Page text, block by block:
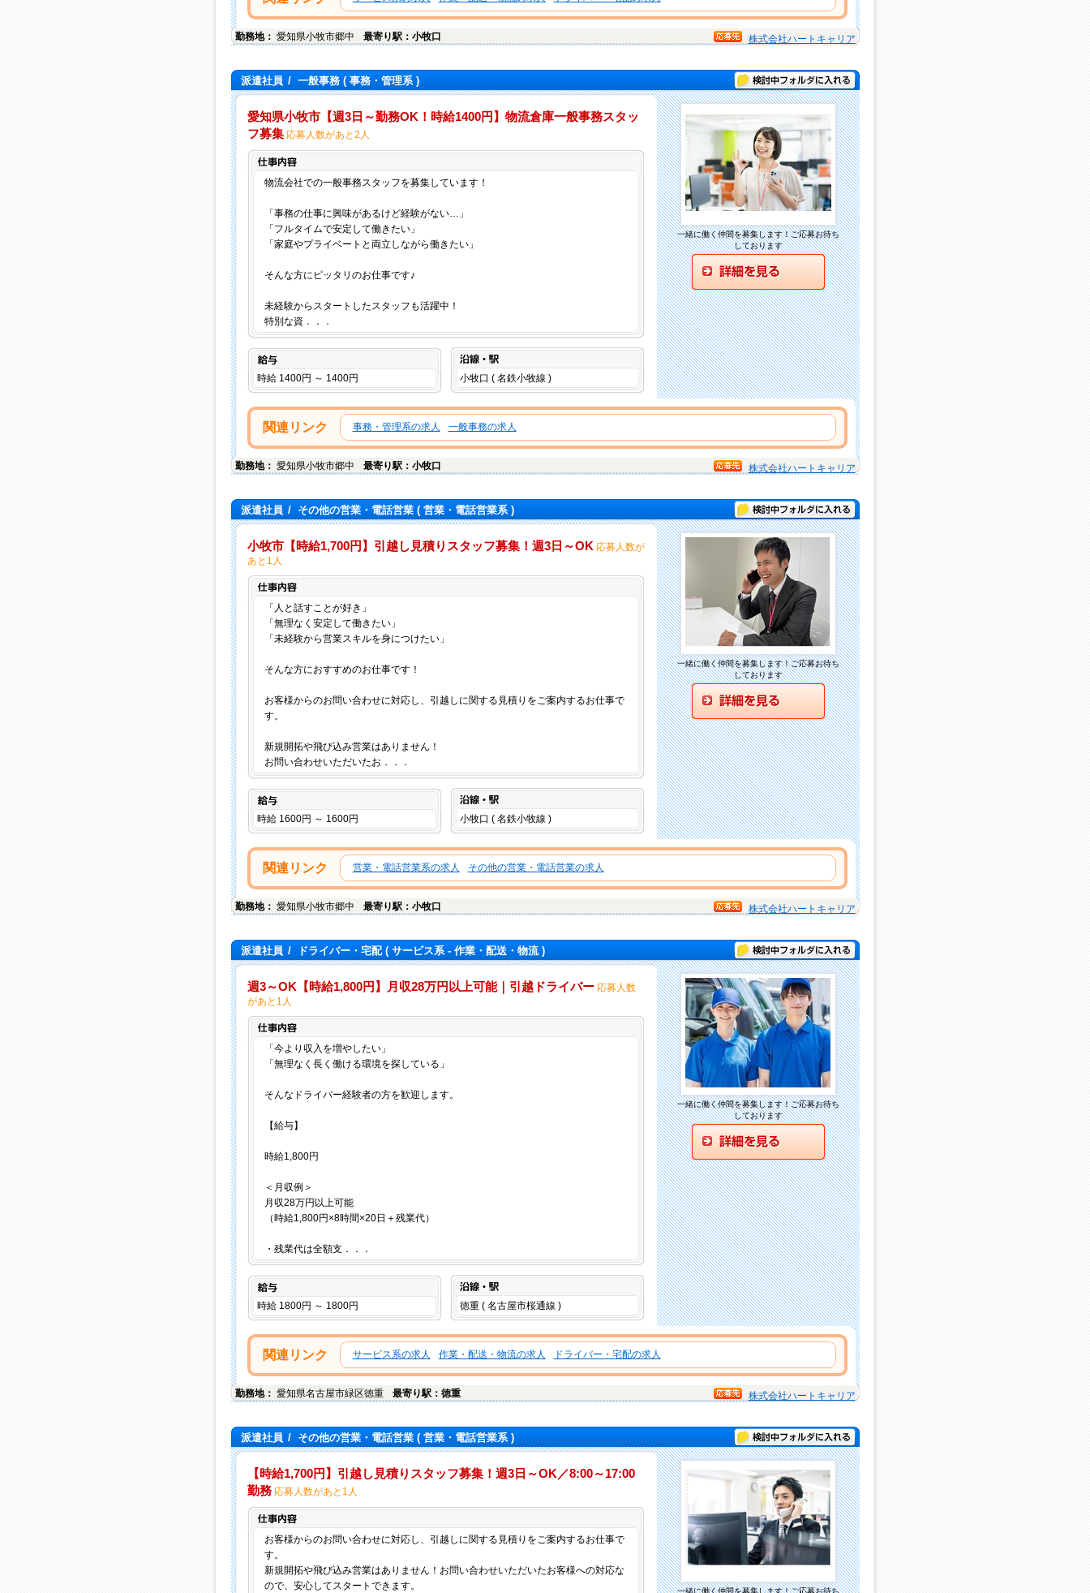
勤務地： 愛知県小牧市郷中 最寄り駅：小牧口 株式会社ハートキャリア
派遣社員 / 一般事務( 事務・管理系 ) 検討中フォルダに入れる
愛知県小牧市【週3日～勤務OK！時給1400円】物流倉庫一般事務スタッ
フ募集応募人数があと2人
物流会社での一般事務スタッフを募集しています！
「事務の仕事に興味があるけど経験がない…」
「フルタイムで安定して働きたい」
「家庭やプライベートと両立しながら働きたい」
そんな方にピッタリのお仕事です♪
未経験からスタートしたスタッフも活躍中！
特別な資．．．
給与
時給 1400円 ～ 1400円 小牧口 ( 名鉄小牧線 )
一緒に働く仲間を募集します！ご応募お待ち
しております
関連リンク 事務・管理系の求人 一般事務の求人
勤務地： 愛知県小牧市郷中 最寄り駅：小牧口 株式会社ハートキャリア
派遣社員 / その他の営業・電話営業( 営業・電話営業系 ) 検討中フォルダに入れる
小牧市【時給1,700円】引越し見積りスタッフ募集！週3日～OK応募人数が
あと1人
「人と話すことが好き」
「無理なく安定して働きたい」
「未経験から営業スキルを身につけたい」
そんな方におすすめのお仕事です！
お客様からのお問い合わせに対応し、引越しに関する見積りをご案内するお仕事で
す。
新規開拓や飛び込み営業はありません！
お問い合わせいただいたお．．．
給与
時給 1600円 ～ 1600円 小牧口 ( 名鉄小牧線 )
一緒に働く仲間を募集します！ご応募お待ち
しております
関連リンク 営業・電話営業系の求人 その他の営業・電話営業の求人
勤務地： 愛知県小牧市郷中 最寄り駅：小牧口 株式会社ハートキャリア
派遣社員 / ドライバー・宅配( サービス系 - 作業・配送・物流 ) 検討中フォルダに入れる
週3～OK【時給1,800円】月収28万円以上可能｜引越ドライバー応募人数
があと1人
「今より収入を増やしたい」
「無理なく長く働ける環境を探している」
そんなドライバー経験者の方を歓迎します。
【給与】
時給1,800円
＜月収例＞
月収28万円以上可能
（時給1,800円×8時間×20日＋残業代）
・残業代は全額支．．．
給与
時給 1800円 ～ 1800円 徳重 ( 名古屋市桜通線 )
一緒に働く仲間を募集します！ご応募お待ち
しております
関連リンク サービス系の求人 作業・配送・物流の求人 ドライバー・宅配の求人
勤務地： 愛知県名古屋市緑区徳重 最寄り駅：徳重 株式会社ハートキャリア
派遣社員 / その他の営業・電話営業( 営業・電話営業系 ) 検討中フォルダに入れる
【時給1,700円】引越し見積りスタッフ募集！週3日～OK／8:00～17:00
勤務応募人数があと1人
お客様からのお問い合わせに対応し、引越しに関する見積りをご案内するお仕事で
す。
新規開拓や飛び込み営業はありません！お問い合わせいただいたお客様への対応な
ので、安心してスタートできます。
一緒に働く仲間を募集します！ご応募お待ち